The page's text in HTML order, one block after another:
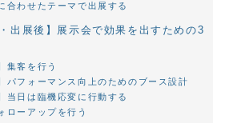
合わせたテーマで出展する
出展後】展示会で効果を出すための3
集客を行う
パフォーマンス向上のためのブース設計
当日は臨機応変に行動する
ローアップを行う